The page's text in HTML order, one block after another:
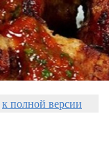
к полной версии